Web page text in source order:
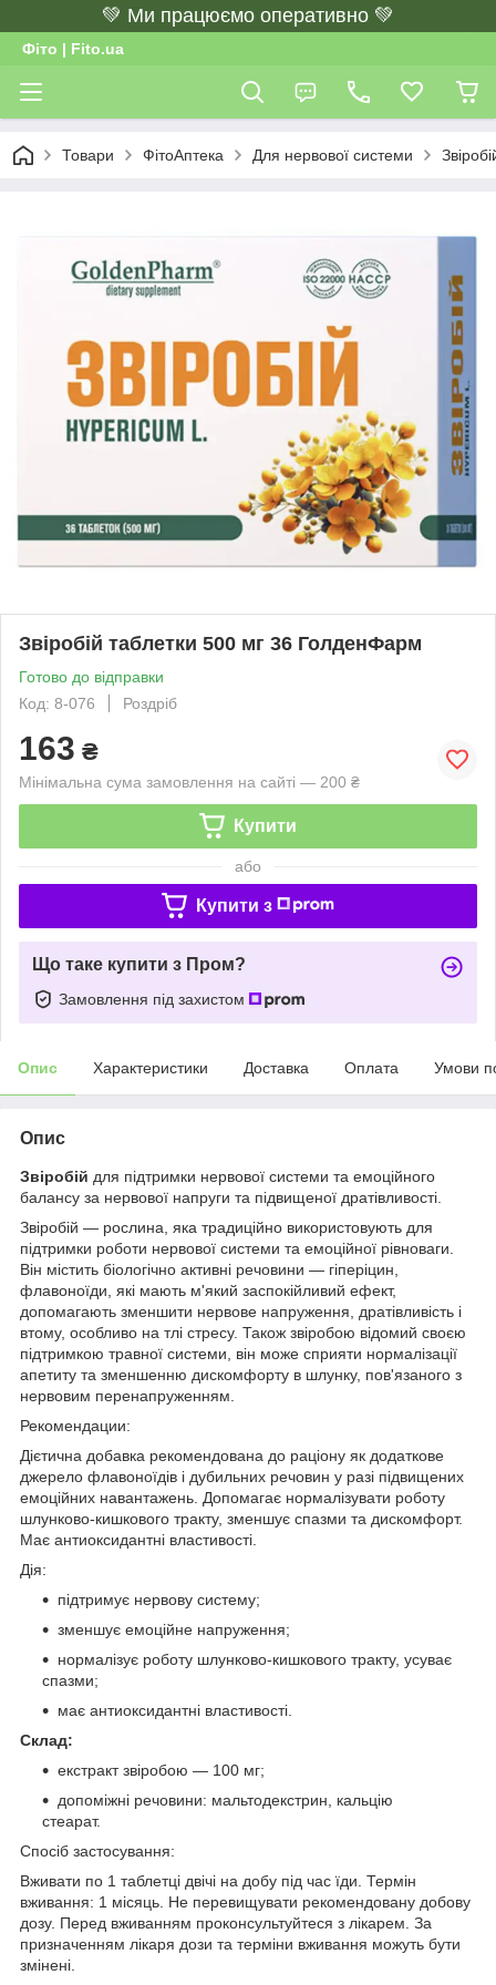
💚 Ми працюємо оперативно 💚
Фіто | Fito.ua
Товари ФітоАптека Для нервової системи
Звіробій таблетки 500 мг 36 ГолденФарм
Готово до відправки
Код: 8-076
Роздріб
163 ₴
Мінімальна сума замовлення на сайті — 200 ₴
Купити
або
Купити з
Що таке купити з Пром?
Замовлення під захистом
Опис Характеристики Доставка Оплата Умови
Опис
Звіробій для підтримки нервової системи та емоційного
балансу за нервової напруги та підвищеної дратівливості.
Звіробій — рослина, яка традиційно використовують для
підтримки роботи нервової системи та емоційної рівноваги.
Він містить біологічно активні речовини — гіперіцин,
флавоноїди, які мають м'який заспокійливий ефект,
допомагають зменшити нервове напруження, дратівливість і
втому, особливо на тлі стресу. Також звіробою відомий своєю
підтримкою травної системи, він може сприяти нормалізації
апетиту та зменшенню дискомфорту в шлунку, пов'язаного з
нервовим перенапруженням.
Рекомендации:
Дієтична добавка рекомендована до раціону як додаткове
джерело флавоноїдів і дубильних речовин у разі підвищених
емоційних навантажень. Допомагає нормалізувати роботу
шлунково-кишкового тракту, зменшує спазми та дискомфорт.
Має антиоксидантні властивості.
Дія:
підтримує нервову систему;
зменшує емоційне напруження;
нормалізує роботу шлунково-кишкового тракту, усуває
спазми;
має антиоксидантні властивості.
Склад:
екстракт звіробою — 100 мг;
допоміжні речовини: мальтодекстрин, кальцію
стеарат.
Спосіб застосування:
Вживати по 1 таблетці двічі на добу під час їди. Термін
вживання: 1 місяць. Не перевищувати рекомендовану добову
дозу. Перед вживанням проконсультуйтеся з лікарем. За
призначенням лікаря дози та терміни вживання можуть бути
змінені.